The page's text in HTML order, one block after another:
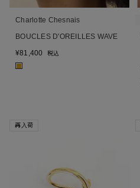
Charlotte Chesnais
BOUCLES D'OREILLES WAVE
¥81,400 税込
■
再入荷